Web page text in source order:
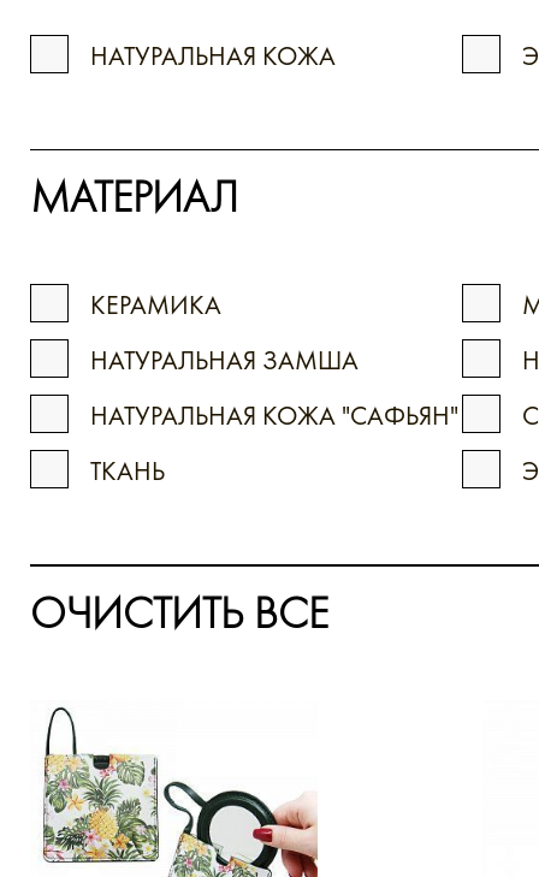
НАТУРАЛЬНАЯ КОЖА
МАТЕРИАЛ
КЕРАМИКА
НАТУРАЛЬНАЯ ЗАМША
НАТУРАЛЬНАЯ КОЖА "САФЬЯН"
ТКАНЬ
ОЧИСТИТЬ ВСЕ